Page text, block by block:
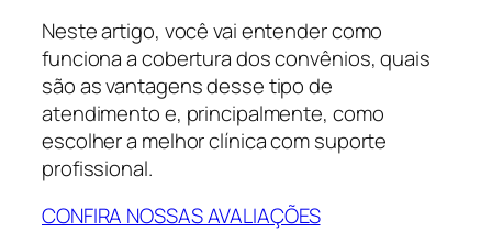
Neste artigo, você vai entender como
funciona a cobertura dos convênios, quais
são as vantagens desse tipo de
atendimento e, principalmente, como
escolher a melhor clínica com suporte
profissional.
CONFIRA NOSSAS AVALIAÇÕES